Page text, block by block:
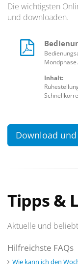
Die wichtigsten
und downloaden.
Mondphase.
Inhalt:
Download
Tipps &
Aktuelle und
Hilfreichste FAQs
Wie kann ich den